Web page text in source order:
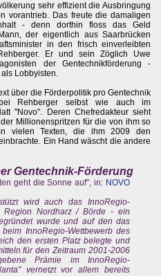
sehr effizient die Ausbringung
vorantrieb. Das freute die damaligen
- denn dorthin floss das Geld
der eigentlich aus Saarbrücken
in den frisch einverleibten
Er und sein Zöglich Uwe
der Gentechnikförderung -
Lobbyisten.
über die Förderpolitik pro Gentechnik
Rehberger selbst wie auch im
"Novo". Deren Chefredakteur sieht
Millionenspritzen für die von ihm so
vielen Texten, die ihm 2009 den
Ein Hand wäscht die andere
Gentechnik-Förderung
geht die Sonne auf", in: NOVO
wird auch das InnoRegio-
Region Nordharz / Börde - ein
wurde und auf den das
InnoRegio-Wettbewerb des
den ersten Platz belegte und
für den Zeitraum 2001-2006
Prämie im InnoRegio-
vernetzt vor allem bereits